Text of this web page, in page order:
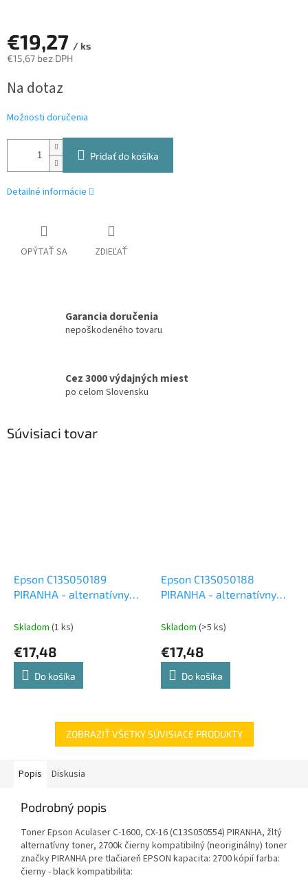
€19,27 / ks
€15,67 bez DPH
cena:
Na dotaz
Možnosti doručenia
Pridať do košíka
Detailné informácie
OPÝTAŤ SA ZDIEĽAŤ
Garancia doručenia
nepoškodeného tovaru
Cez 3000 výdajných miest
po celom Slovensku
Súvisiaci tovar
Epson C13S050189
PIRANHA - alternatívny
Skladom (1 ks)
€17,48
Do košíka
Epson C13S050188
PIRANHA - alternatívny
kópií)
Skladom (>5 ks)
€17,48
Do košíka
ZOBRAZIŤ VŠETKY SÚVISIACE PRODUKTY
Popis Diskusia
Podrobný popis
Toner Epson Aculaser C-1600, CX-16 (C13S050554) PIRANHA, žltý
alternatívny toner, 2700k čierny kompatibilný (neoriginálny) toner
značky PIRANHA pre tlačiareň EPSON kapacita: 2700 kópií farba:
čierny - black kompatibilita: